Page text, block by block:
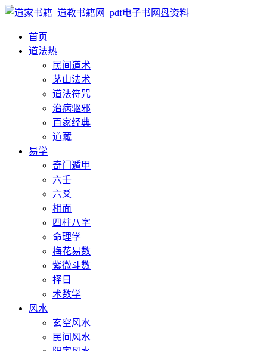
首页
道法热
民间道术
茅山法术
道法符咒
治病驱邪
百家经典
道藏
易学
奇门遁甲
六壬
六爻
相面
四柱八字
命理学
梅花易数
紫微斗数
择日
术数学
风水
玄空风水
民间风水